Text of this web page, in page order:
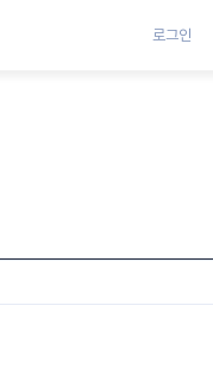
로그인